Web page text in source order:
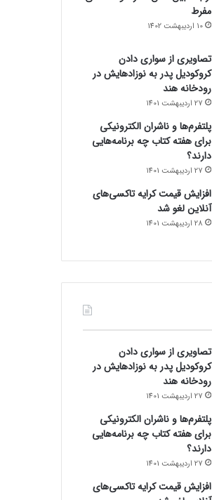
مفرط
10 اردیبهشت 1402
تصاویری از سواری دادن
کروکودیل پدر به نوزادهایش در
رودخانه هند
27 اردیبهشت 1401
پلتفرم‌ها و ناشران الکترونیکی
برای هفته کتاب چه برنامه‌هایی
دارند؟
27 اردیبهشت 1401
افزایش قیمت کرایه تاکسی‌های
آنلاین لغو شد
28 اردیبهشت 1401
تصاویری از سواری دادن
کروکودیل پدر به نوزادهایش در
رودخانه هند
27 اردیبهشت 1401
پلتفرم‌ها و ناشران الکترونیکی
برای هفته کتاب چه برنامه‌هایی
دارند؟
27 اردیبهشت 1401
افزایش قیمت کرایه تاکسی‌های